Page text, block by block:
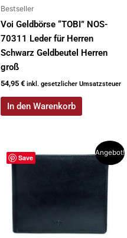
Bestseller
Voi Geldbörse “TOBI” NOS-
70311 Leder für Herren
Schwarz Geldbeutel Herren
groß
54,95 € inkl. gesetzlicher Umsatzsteuer
In den Warenkorb
Save
Angebot!
Preis
Preis